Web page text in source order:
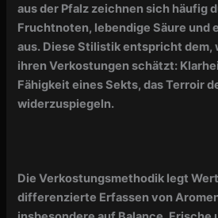
aus der Pfalz zeichnen sich häufig
Fruchtnoten, lebendige Säure und
aus. Diese Stilistik entspricht dem,
ihren Verkostungen schätzt:
Fähigkeit eines Sekts, das Terroir
widerzuspiegeln.
Die Verkostungsmethodik legt
differenzierte Erfassen von